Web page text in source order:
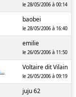
le 28/05/2006 à 00:14
baobei
le 28/05/2006 à 16:40
emilie
le 26/05/2006 à 11:50
Voltaire dit Vilain
le 26/05/2006 à 09:19
juju 62